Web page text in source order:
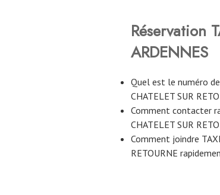
Réservation
ARDENNES
Quel est le numéro
CHATELET SUR
Comment contacter
CHATELET SUR
Comment joindre
RETOURNE